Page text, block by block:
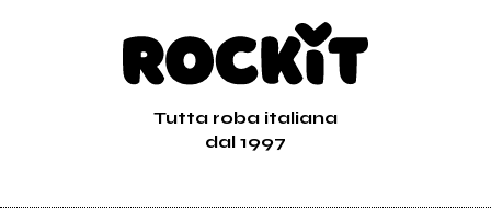
Tutta roba italiana
dal 1997